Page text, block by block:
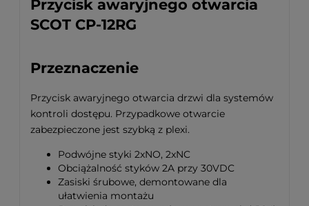
Przycisk awaryjnego otwarcia
SCOT CP-12RG
Przeznaczenie
Przycisk awaryjnego otwarcia drzwi dla systemów
kontroli dostępu. Przypadkowe otwarcie
zabezpieczone jest szybką z plexi.
Podwójne styki 2xNO, 2xNC
Obciążalność styków 2A przy 30VDC
Zasiski śrubowe, demontowane dla
ułatwienia montażu